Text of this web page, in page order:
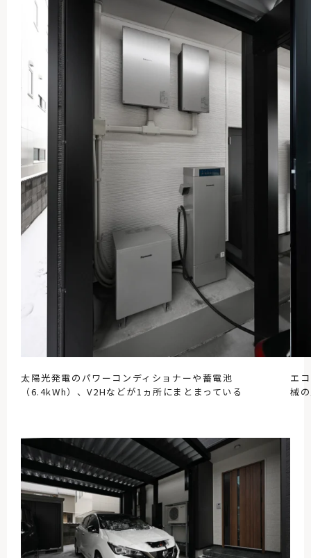
太陽光発電のパワーコンディショナーや蓄電池
（6.4kWh）、V2Hなどが1ヵ所にまとまっている
エ
械